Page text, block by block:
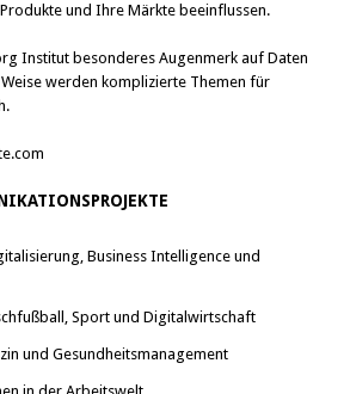
und Ihre Märkte beeinflussen.
Institut besonderes Augenmerk auf Daten
werden komplizierte Themen für
Business Intelligence und
Sport und Digitalwirtschaft
und Gesundheitsmanagement